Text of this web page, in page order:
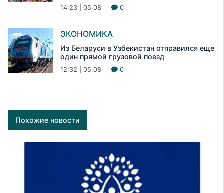
14:23 | 05.08 0
ЭКОНОМИКА
Из Беларуси в Узбекистан отправился еще
один прямой грузовой поезд
12:32 | 05.08 0
Похожие новости